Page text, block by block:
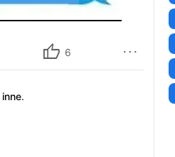
6
inne.